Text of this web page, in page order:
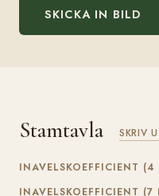
SKICKA IN BILD
Stamtavla SKRIV
INAVELSKOEFFICIENT (4
INAVELSKOEFFICIENT (7